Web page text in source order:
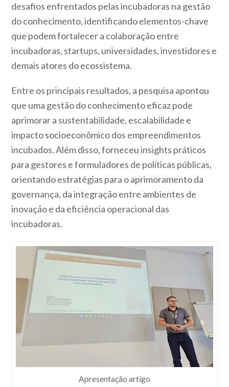
desafios enfrentados pelas incubadoras na gestão
do conhecimento, identificando elementos-chave
que podem fortalecer a colaboração entre
incubadoras, startups, universidades, investidores e
demais atores do ecossistema.
Entre os principais resultados, a pesquisa apontou
que uma gestão do conhecimento eficaz pode
aprimorar a sustentabilidade, escalabilidade e
impacto socioeconômico dos empreendimentos
incubados. Além disso, forneceu insights práticos
para gestores e formuladores de políticas públicas,
orientando estratégias para o aprimoramento da
governança, da integração entre ambientes de
inovação e da eficiência operacional das
incubadoras.
Apresentação artigo